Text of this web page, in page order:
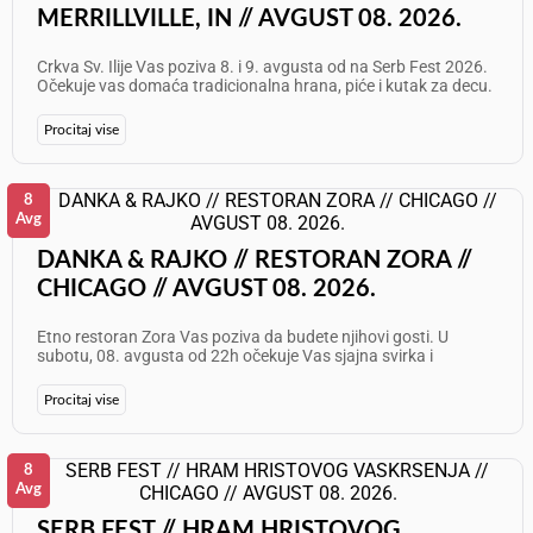
MERRILLVILLE, IN // AVGUST 08. 2026.
Crkva Sv. Ilije Vas poziva 8. i 9. avgusta od na Serb Fest 2026.
Očekuje vas domaća tradicionalna hrana, piće i kutak za decu.
Flaša Nedelja, 9. avgust: Nastupaju: Bojan i Saša Jasnić sa
Nedom Gorančić, Aleksom Jakovljević i Milošem Gvero Info:
847 208 3087
Procitaj vise
DANKA & RAJKO // RESTORAN ZORA //
CHICAGO // AVGUST 08. 2026.
Etno restoran Zora Vas poziva da budete njihovi gosti. U
subotu, 08. avgusta od 22h očekuje Vas sjajna svirka i
Paunović Informacije i rezervacije: 773 625 7087 Želimo Vam
odličan provod!
Procitaj vise
8
Avg
8
Avg